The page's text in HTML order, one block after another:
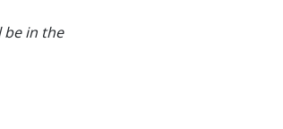
in the